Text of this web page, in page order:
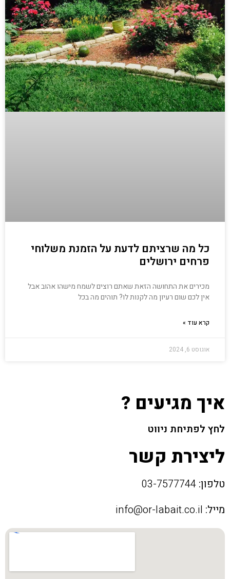
כל מה שרציתם לדעת על הזמנת משלוחי
פרחים ירושלים
מכירים את התחושה הזאת שאתם רוצים לשמח מישהו אהוב אבל
אין לכם שום רעיון מה לקנות לו? תוהים מה בכל
קרא עוד »
אוגוסט 6, 2024
איך מגיעים ?
לחץ לפתיחת ניווט
ליצירת קשר
טלפון:
מייל: info@or-labait.co.il